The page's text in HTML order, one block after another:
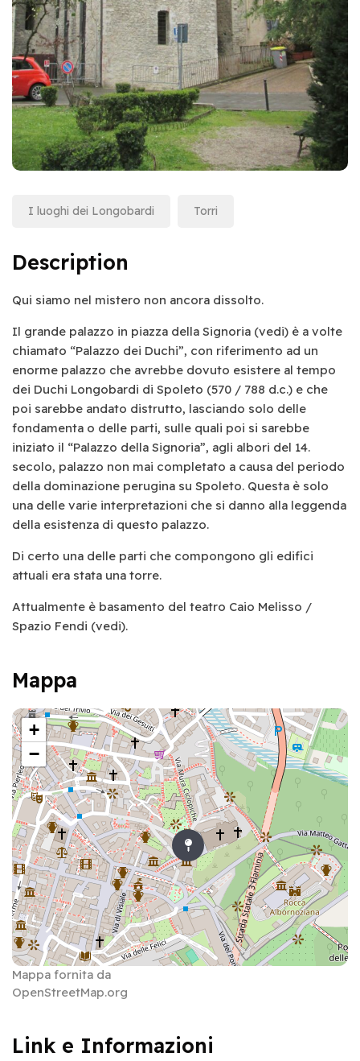
I luoghi dei Longobardi Torri
Description
Qui siamo nel mistero non ancora dissolto.
Il grande palazzo in piazza della Signoria (vedi) è a volte
chiamato “Palazzo dei Duchi”, con riferimento ad un
enorme palazzo che avrebbe dovuto esistere al tempo
dei Duchi Longobardi di Spoleto (570 / 788 d.c.) e che
poi sarebbe andato distrutto, lasciando solo delle
fondamenta o delle parti, sulle quali poi si sarebbe
iniziato il “Palazzo della Signoria”, agli albori del 14.
secolo, palazzo non mai completato a causa del periodo
della dominazione perugina su Spoleto. Questa è solo
una delle varie interpretazioni che si danno alla leggenda
della esistenza di questo palazzo.
Di certo una delle parti che compongono gli edifici
attuali era stata una torre.
Attualmente è basamento del teatro Caio Melisso /
Spazio Fendi (vedi).
Mappa
+
−
Mappa fornita da
OpenStreetMap.org
Link e Informazioni